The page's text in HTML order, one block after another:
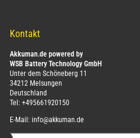
Kontakt
Akkuman.de powered by
WSB Battery Technology GmbH
Unter dem Schöneberg 11
34212 Melsungen
Deutschland
Tel: +495661920150
E-Mail: info@akkuman.de